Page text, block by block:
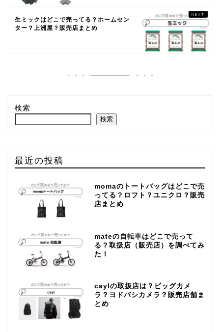
生ミックはどこで売ってる？ホームセン
ター？上洲屋？販売店まとめ
検索
検索
最近の投稿
momaのトートバッグはどこで売
ってる？ロフト？ユニクロ？販売
店まとめ
mateの自転車はどこで売って
る？取扱店（販売店）を調べてみ
た！
caylの取扱店は？ビッグカメ
ラ？ヨドバシカメラ？販売店舗ま
とめ